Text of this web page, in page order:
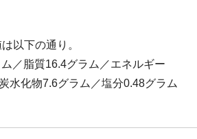
以下の通り。
／脂質16.4グラム／エネルギー
水化物7.6グラム／塩分0.48グラム